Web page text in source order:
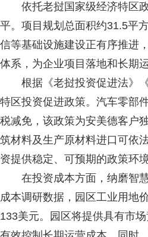
依托老挝国家级经济特区政
平。项目规划总面积约31.5平
信等基础设施建设正有序推进
体系，为企业项目落地和长期
根据《老挝投资促进法》《
特区投资促进政策。汽车零部
税减免，该政策为安美德客户
筑材料及生产原材料进口可依
资提供稳定、可预期的政策环境
在投资成本方面，纳磨智慧
成本调研数据，园区工业用地
133美元。园区将提供具有市